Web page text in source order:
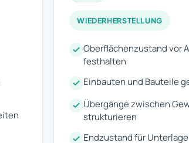
WIEDERHERSTELLUNG
Oberflächenzustand vor
festhalten
Einbauten und Bauteile
Übergänge zwischen
strukturieren
Endzustand für